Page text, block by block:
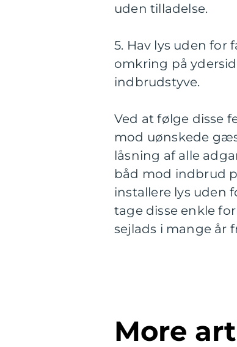
uden tilladelse.
5. Hav lys uden
omkring på
indbrudstyve.
Ved at følge disse
mod uønskede
låsning af alle
båd mod indbrud
installere lys uden
tage disse enkle
sejlads i mange år
More